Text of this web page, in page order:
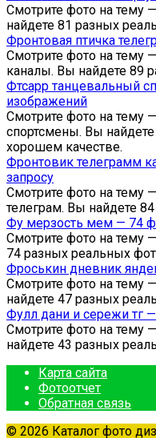
Смотрите фото на тему
найдете 81 разных
Фронтовая птичка
Смотрите фото на тему
каналы. Вы найдете 89
Фтсарр танцевальный
изображений
Смотрите фото на тему
спортсмены. Вы
хорошем качестве.
Фронтовик телеграмм
запросу
Смотрите фото на тему
телеграм. Вы найдете
Фу мерзость мем — 74
Смотрите фото на тему
74 разных реальных
Фроськин дневник
Смотрите фото на тему
найдете 47 разных
Фулл дани и сережи тг
Смотрите фото на тему
найдете 43 разных
Карта сайта
Фотоотчет
Обратная связь
© 2026 Каталог фото